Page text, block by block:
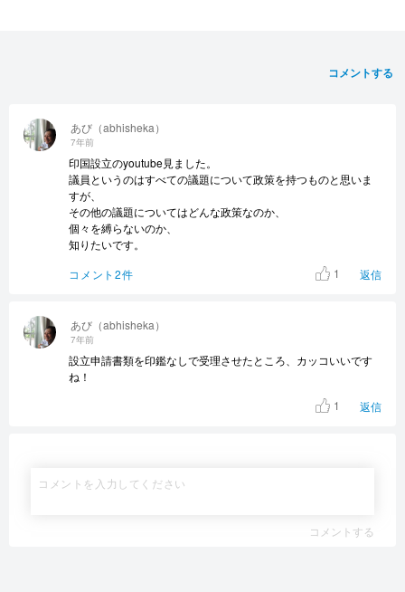
コメントする
あび（abhisheka）
7年前
設立申請書類を印鑑なしで受理させたところ、カッコいいです
ね！
1
返信
あび（abhisheka）
7年前
印国設立のyoutube見ました。
議員というのはすべての議題について政策を持つものと思いま
すが、
その他の議題についてはどんな政策なのか、
個々を縛らないのか、
知りたいです。
コメント2件
1 返信
コメントする